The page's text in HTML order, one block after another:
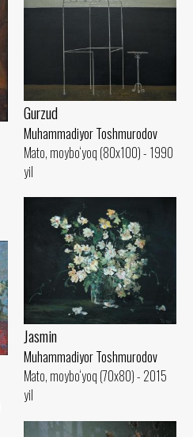
Gurzud
Muhammadiyor Toshmurodov
Mato, moybo‘yoq (80x100) - 1990
yil
Jasmin
Muhammadiyor Toshmurodov
Mato, moybo‘yoq (70x80) - 2015
yil